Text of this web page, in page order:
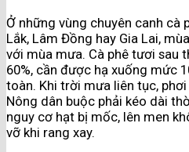
Ở những vùng chuyên canh cà
Lắk, Lâm Đồng hay Gia Lai,
với mùa mưa. Cà phê tươi sau
60%, cần được hạ xuống mức
toàn. Khi trời mưa liên tục,
Nông dân buộc phải kéo dài
nguy cơ hạt bị mốc, lên men
vỡ khi rang xay.